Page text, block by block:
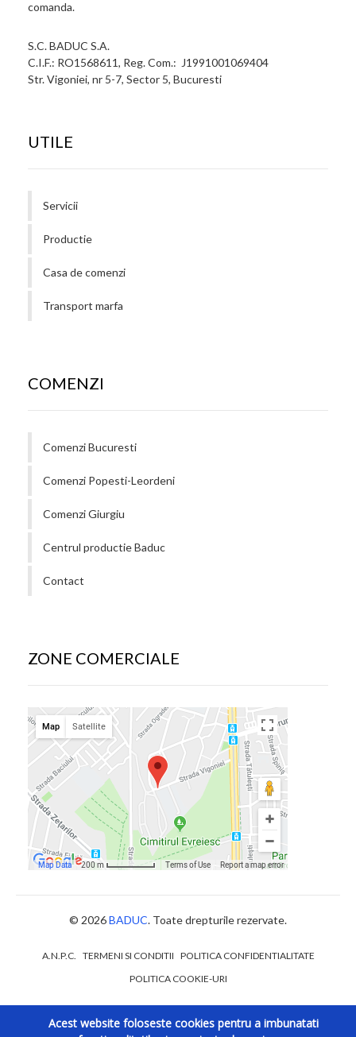
comanda.
S.C. BADUC S.A.
C.I.F.: RO1568611, Reg. Com.: J1991001069404
Str. Vigoniei, nr 5-7, Sector 5, Bucuresti
UTILE
Servicii
Productie
Casa de comenzi
Transport marfa
COMENZI
Comenzi Bucuresti
Comenzi Popesti-Leordeni
Comenzi Giurgiu
Centrul productie Baduc
Contact
ZONE COMERCIALE
© 2026BADUC. Toate drepturile rezervate.
A.N.P.C. TERMENI SI CONDITII POLITICA CONFIDENTIALITATE
POLITICA COOKIE-URI
Acest website foloseste cookies pentru a imbunatati